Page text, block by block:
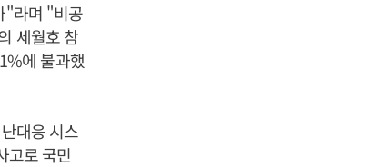
"라며 "비공
세월호 참
에 불과했
대응 시스
고로 국민